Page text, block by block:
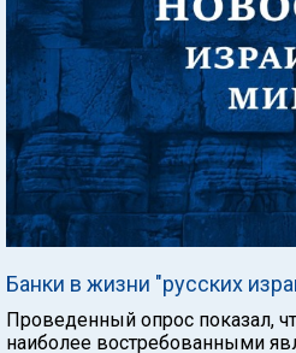
Банки в жизни "русских
Проведенный опрос показал,
наиболее востребованными